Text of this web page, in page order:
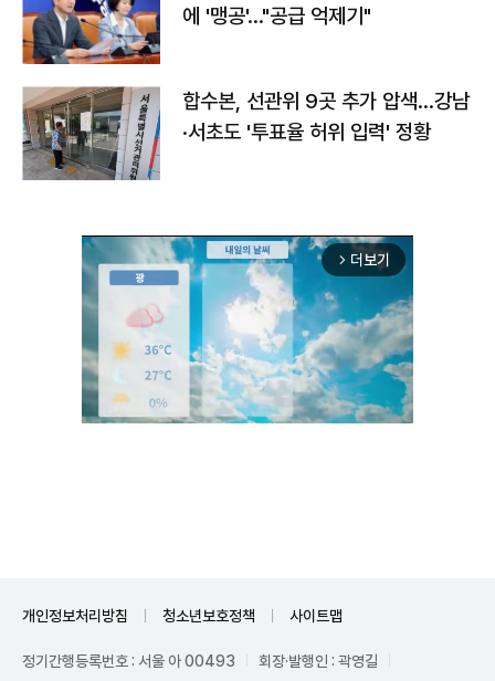
에 '맹공'…"공급 억제기"
합수본, 선관위 9곳 추가 압색…강남
·서초도 '투표율 허위 입력' 정황
arrow_forward_ios 더보기
개인정보처리방침 청소년보호정책 사이트맵
정기간행등록번호 : 서울 아 00493 회장·발행인 : 곽영길